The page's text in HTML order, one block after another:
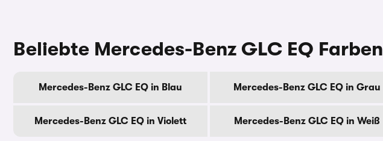
Beliebte Mercedes-Benz GLC EQ Farben
Mercedes-Benz GLC EQ in Blau Mercedes-Benz GLC EQ in Grau
Mercedes-Benz GLC EQ in Violett Mercedes-Benz GLC EQ in Weiß